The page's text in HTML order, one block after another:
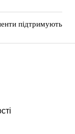
підтримують